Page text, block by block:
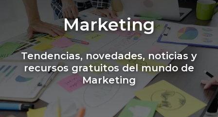
Marketing
Tendencias, novedades, noticias y
recursos gratuitos del mundo de
Marketing